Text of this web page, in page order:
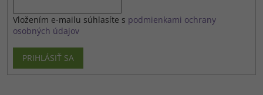
Vložením e-mailu súhlasíte s podmienkami ochrany
osobných údajov
PRIHLÁSIŤ SA